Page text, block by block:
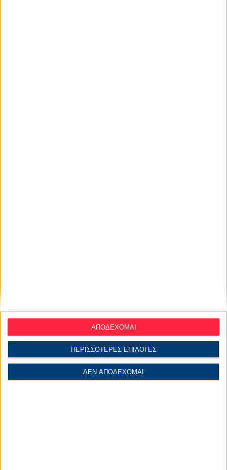
ΠΕΡΙΣΣΟΤΕΡΕΣ ΕΠΙΛΟΓΕΣ
ΔΕΝ ΑΠΟΔΕΧΟΜΑΙ
ΑΠΟΔΕΧΟΜΑΙ